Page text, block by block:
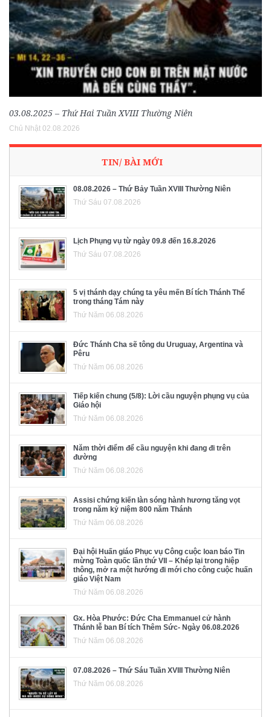
03.08.2025 – Thứ Hai Tuần XVIII Thường Niên
Chủ Nhật 02.08.2026
TIN/ BÀI MỚI
08.08.2026 – Thứ Bảy Tuần XVIII Thường Niên
Thứ Sáu 07.08.2026
Lịch Phụng vụ từ ngày 09.8 đến 16.8.2026
Thứ Sáu 07.08.2026
5 vị thánh dạy chúng ta yêu mến Bí tích Thánh Thể
trong tháng Tám này
Thứ Năm 06.08.2026
Đức Thánh Cha sẽ tông du Uruguay, Argentina và
Pêru
Thứ Năm 06.08.2026
Tiếp kiến chung (5/8): Lời cầu nguyện phụng vụ của
Giáo hội
Thứ Năm 06.08.2026
Năm thời điểm để cầu nguyện khi đang đi trên
đường
Thứ Năm 06.08.2026
Assisi chứng kiến làn sóng hành hương tăng vọt
trong năm kỷ niệm 800 năm Thánh
Thứ Năm 06.08.2026
Đại hội Huấn giáo Phục vụ Công cuộc loan báo Tin
mừng Toàn quốc lần thứ VII – Khép lại trong hiệp
thông, mở ra một hướng đi mới cho công cuộc huấn
giáo Việt Nam
Thứ Năm 06.08.2026
Gx. Hòa Phước: Đức Cha Emmanuel cử hành
Thánh lễ ban Bí tích Thêm Sức- Ngày 06.08.2026
Thứ Năm 06.08.2026
07.08.2026 – Thứ Sáu Tuần XVIII Thường Niên
Thứ Năm 06.08.2026